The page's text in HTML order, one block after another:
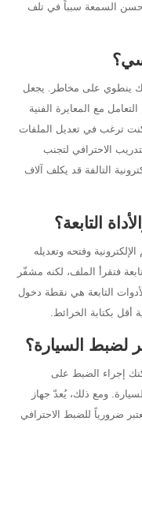
حسن السمعة سبباً في تلف
ينطوي على مخاطر. يجعل
مع المعايرة الفنية
ترغب في تعديل الملفات
الاحترافي لتجنب
التالفة قد يكلف آلاف
التابعة؟
وفتحه وتعديله
فتقرأ الملف، لكنه مشفّر
التابعة هي نقطة دخول
أقل بكتابة الخرائط.
لضبط السيارة؟
إجراء الضبط على
ومع ذلك، يُعدّ جهاز
ضرورياً للضبط الاحترافي